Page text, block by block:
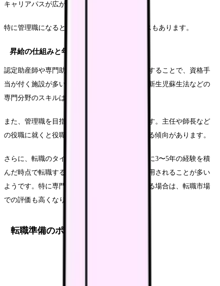
キャリアパスが広がります。
特に管理職になると年収700万円を超えるケースもあります。
昇給の仕組みと年収アップのポイント
認定助産師や専門助産師などの専門資格を取得することで、資格手
当が付く施設が多いです。特に母乳育児支援や新生児蘇生法などの
専門分野のスキルは評価されやすいです。
また、管理職を目指すことも年収アップの道です。主任や師長など
の役職に就くと役職手当が付き、基本給も上がる傾向があります。
さらに、転職のタイミングも重要です。一般的に3〜5年の経験を積
んだ時点で転職すると、前職よりも好条件で採用されることが多い
ようです。特に専門性の高いスキルを持っている場合は、転職市場
での評価も高くなります。
転職準備のポイント